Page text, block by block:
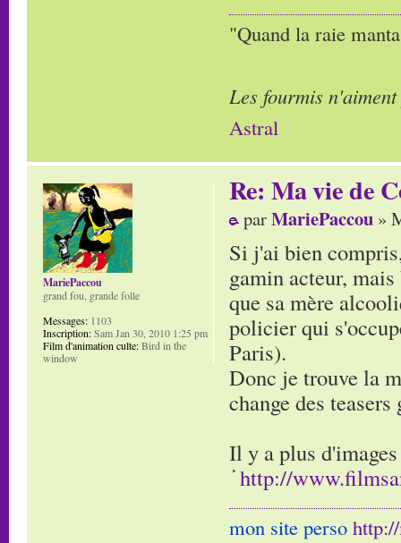
"Quand la raie
Les fourmis
Astral
Re: Ma vie de
parMariePaccou »
Si j'ai bien
gamin acteur,
que sa mère
policier qui
Paris).
Donc je trouve la
change des
Il y a plus
http://
mon site perso
MariePaccou
grand fou, grande folle
Messages: 1103
Inscription:Sam Jan 30, 2010 1:25 pm
Film d'animation culte:Bird in the
window